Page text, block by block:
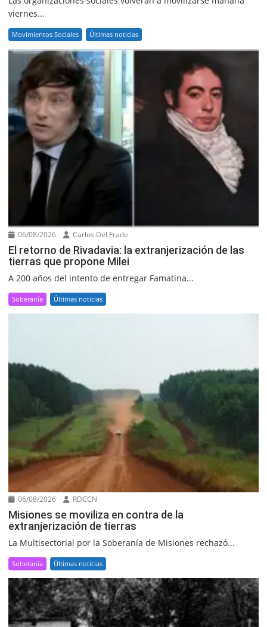
viernes...
Movimientos Sociales Últimas noticias
06/08/2026 Carlos Del Frade
El retorno de Rivadavia: la extranjerización de las
tierras que propone Milei
A 200 años del intento de entregar Famatina...
Soberanía Últimas noticias
06/08/2026 RDCCN
Misiones se moviliza en contra de la
extranjerización de tierras
La Multisectorial por la Soberanía de Misiones rechazó...
Soberanía Últimas noticias